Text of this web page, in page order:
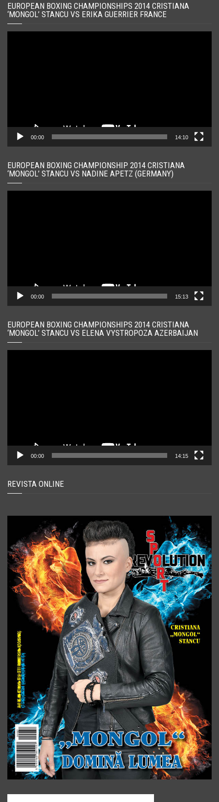
EUROPEAN BOXING CHAMPIONSHIPS 2014 CRISTIANA
‘MONGOL’ STANCU VS ERIKA GUERRIER FRANCE
00:00 14:10
EUROPEAN BOXING CHAMPIONSHIP 2014 CRISTIANA
‘MONGOL’ STANCU VS NADINE APETZ (GERMANY)
00:00 15:13
EUROPEAN BOXING CHAMPIONSHIPS 2014 CRISTIANA
‘MONGOL’ STANCU VS ELENA VYSTROPOZA AZERBAIJAN
00:00 14:15
REVISTA ONLINE